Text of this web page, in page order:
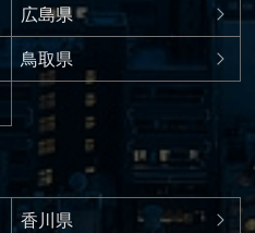
広島県
鳥取県
香川県